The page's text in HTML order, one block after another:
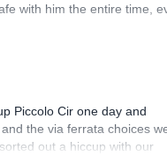
with him the entire time,
Piccolo Cir one day and
the via ferrata choices
out a hiccup with our